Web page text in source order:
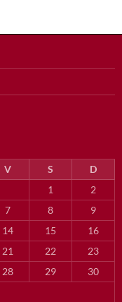
V S
D
1
2
7 8
9
14 15
16
21 22
23
28 29
30